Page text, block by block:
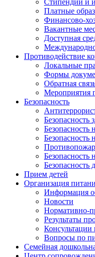
Стипендии и
Платные
Финансово-
Вакантные
Доступная
Противодействие
Локальные
Формы
Обратная
Мероприятия
Безопасность
Безопасность
Безопасность
Безопасность
Безопасность
Безопасность
Прием детей
Организация
Информация
Новости
Нормативно-
Результаты
Вопросы по
Семейная